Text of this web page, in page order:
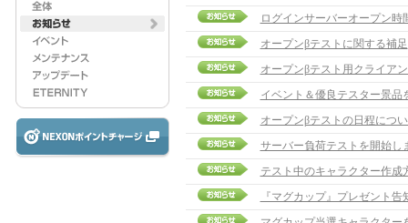
ログインサーバーオープン時
オープンβテストに関する補足
オープンβテスト用クライア
イベント＆優良テスター景品
オープンβテストの日程につ
サーバー負荷テストを開始し
テスト中のキャラクター作成
『マグカップ』プレゼント